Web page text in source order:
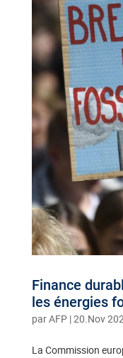
Finance
les énergies
parAFP|20.Nov
La Commission